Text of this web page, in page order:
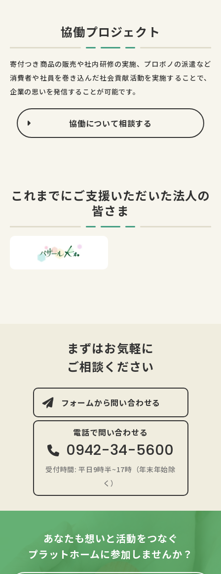
協働プロジェクト
寄付つき商品の販売や社内研修の実施、プロボノの派遣など
消費者や社員を巻き込んだ社会貢献活動を実施することで、
企業の思いを発信することが可能です。
協働について相談する
これまでにご支援いただいた法人の
皆さま
まずはお気軽に
ご相談ください
フォームから問い合わせる
電話で問い合わせる
0942-34-5600
受付時間: 平日9時半~17時（年末年始除
く）
あなたも想いと活動をつなぐ
プラットホームに参加しませんか？